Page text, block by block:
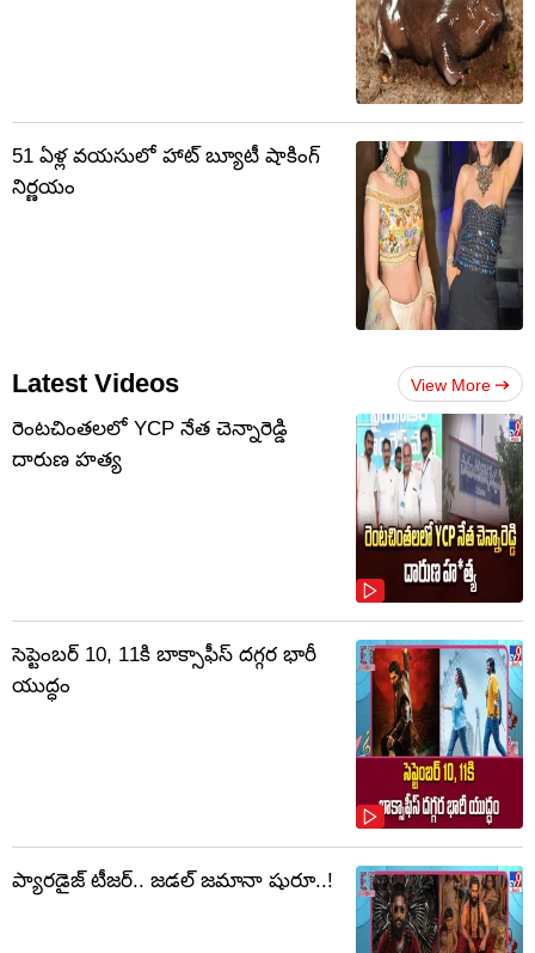
51 ఏళ్ల వయసులో హాట్ బ్యూటీ షాకింగ్
నిర్ణయం
Latest Videos View More
రెంటచింతలలో YCP నేత చెన్నారెడ్డి
దారుణ హత్య
సెప్టెంబర్‌ 10, 11కి బాక్సాఫీస్ దగ్గర భారీ
యుద్ధం
ప్యారడైజ్ టీజర్.. జడల్ జమానా షురూ..!